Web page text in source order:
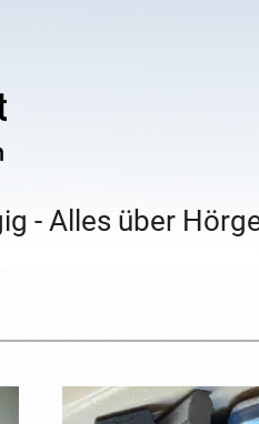
- Alles über